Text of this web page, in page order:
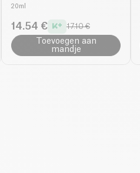
20ml
14.54 € 17.10 €
Toevoegen aan
mandje